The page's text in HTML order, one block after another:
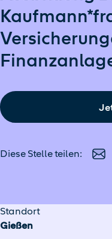
Diese Stelle teilen:
E-
Standort
Gießen